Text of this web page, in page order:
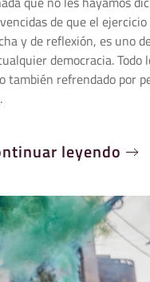
de que el
y de reflexión, es uno
democracia. Todo
también refrendado por
leyendo